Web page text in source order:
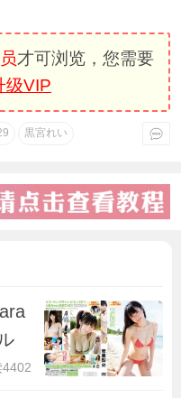
才可浏览，您需要
级VIP
黒宮れい
4402